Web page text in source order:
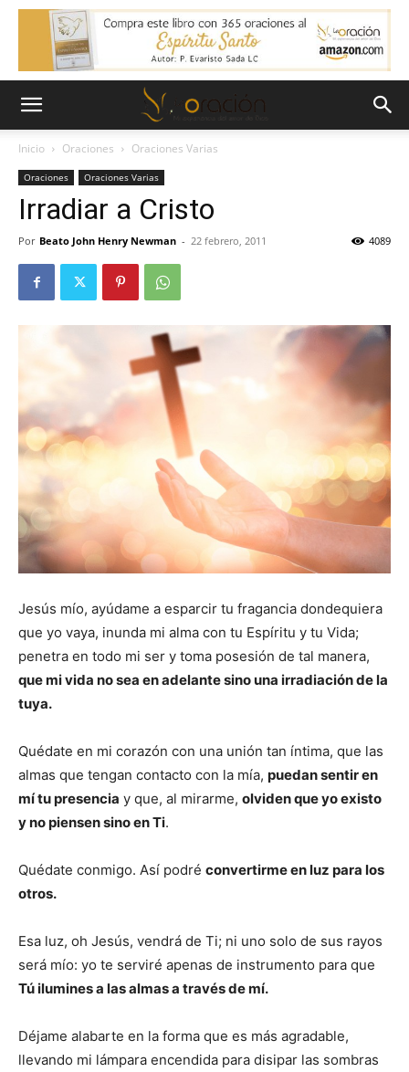
Inicio Oraciones Oraciones Varias
Oraciones Oraciones Varias
Irradiar a Cristo
Por Beato John Henry Newman - 22 febrero, 2011 4089
Jesús mío, ayúdame a esparcir tu fragancia dondequiera
que yo vaya, inunda mi alma con tu Espíritu y tu Vida;
penetra en todo mi ser y toma posesión de tal manera,
que mi vida no sea en adelante sino una irradiación de la
tuya.
Quédate en mi corazón con una unión tan íntima, que las
almas que tengan contacto con la mía, puedan sentir en
mí tu presencia y que, al mirarme, olviden que yo existo
y no piensen sino en Ti.
Quédate conmigo. Así podré convertirme en luz para los
otros.
Esa luz, oh Jesús, vendrá de Ti; ni uno solo de sus rayos
será mío: yo te serviré apenas de instrumento para que
Tú ilumines a las almas a través de mí.
Déjame alabarte en la forma que es más agradable,
llevando mi lámpara encendida para disipar las sombras